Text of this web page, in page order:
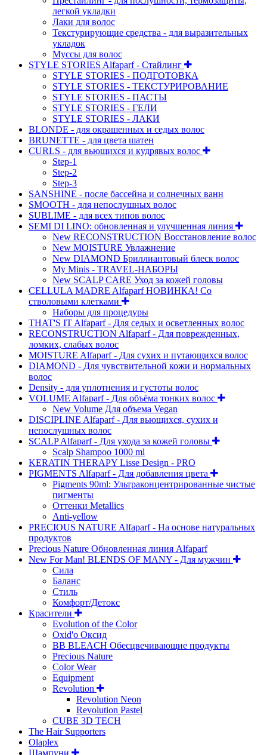
легкой укладки
Лаки для волос
Текстурирующие средства - для выразительных
укладок
Муссы для волос
STYLE STORIES Alfaparf - Стайлинг
STYLE STORIES - ПОДГОТОВКА
STYLE STORIES - ТЕКСТУРИРОВАНИЕ
STYLE STORIES - ПАСТЫ
STYLE STORIES - ГЕЛИ
STYLE STORIES - ЛАКИ
BLONDE - для окрашенных и седых волос
BRUNETTE - для цвета шатен
CURLS - для вьющихся и кудрявых волос
Step-1
Step-2
Step-3
SANSHINE - после бассейна и солнечных ванн
SMOOTH - для непослушных волос
SUBLIME - для всех типов волос
SEMI DI LINO: обновленная и улучшенная линия
New RECONSTRUCTION Восстановление волос
New MOISTURE Увлажнение
New DIAMOND Бриллиантовый блеск волос
My Minis - TRAVEL-НАБОРЫ
New SCALP CARE Уход за кожей головы
CELLULA MADRE Alfaparf НОВИНКА! Со
стволовыми клетками
Наборы для процедуры
THAT'S IT Alfaparf - Для седых и осветленных волос
RECONSTRUCTION Alfaparf - Для поврежденных,
ломких, слабых волос
MOISTURE Alfaparf - Для сухих и путающихся волос
DIAMOND - Для чувствительной кожи и нормальных
волос
Density - для уплотнения и густоты волос
VOLUME Alfaparf - Для объёма тонких волос
New Volume Для объема Vegan
DISCIPLINE Alfaparf - Для вьющихся, сухих и
непослушных волос
SCALP Alfaparf - Для ухода за кожей головы
Scalp Shampoo 1000 ml
KERATIN THERAPY Lisse Design - PRO
PIGMENTS Alfaparf - Для добавления цвета
Pigments 90ml: Ультраконцентрированные чистые
пигменты
Оттенки Metallics
Anti-yellow
PRECIOUS NATURE Alfaparf - На основе натуральных
продуктов
Precious Nature Обновленная линия Alfaparf
New For Man! BLENDS OF MANY - Для мужчин
Сила
Баланс
Стиль
Комфорт/Детокс
Красители
Evolution of the Color
Oxid'o Оксид
BB BLEACH Обесцвечивающие продукты
Precious Nature
Color Wear
Equipment
Revolution
Revolution Neon
Revolution Pastel
CUBE 3D TECH
The Hair Supporters
Olaplex